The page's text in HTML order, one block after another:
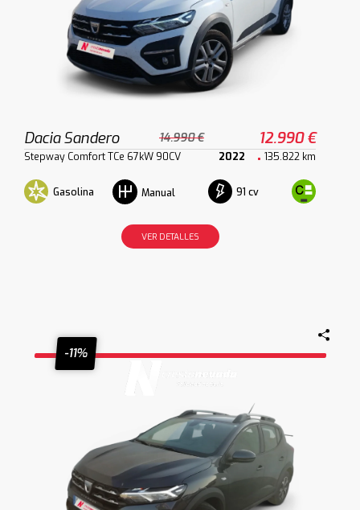
Dacia Sandero 14.990 € 12.990 €
Stepway Comfort TCe 67kW 90CV 2022 135.822 km
Gasolina Manual 91 cv
VER DETALLES
-11%